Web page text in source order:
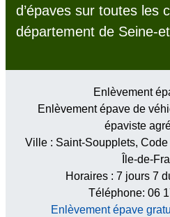
d’épaves sur toutes les
département de Seine-
Enlèvement
Enlèvement épave de
épaviste
Ville : Saint-Soupplets, Code
Île-de-
Horaires : 7 jours 7
Téléphone: 06
Enlèvement épave